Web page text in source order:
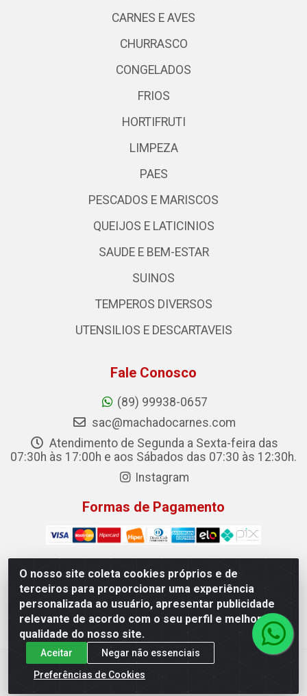
O nosso site coleta cookies próprios e de
terceiros para proporcionar uma experiência
personalizada ao usuário, apresentar publicidade
relevante de acordo com o seu perfil e melhorar a
qualidade do nosso site.
Aceitar
Negar não essenciais
Preferências de Cookies
CARNES E AVES
CHURRASCO
CONGELADOS
FRIOS
HORTIFRUTI
LIMPEZA
PAES
PESCADOS E MARISCOS
QUEIJOS E LATICINIOS
SAUDE E BEM-ESTAR
SUINOS
TEMPEROS DIVERSOS
UTENSILIOS E DESCARTAVEIS
Fale Conosco
(89) 99938-0657
sac@machadocarnes.com
Atendimento de Segunda a Sexta-feira das
07:30h às 17:00h e aos Sábados das 07:30 às 12:30h.
Instagram
Formas de Pagamento
Machado Carnes Distribuidora de Alimentos LTDA -
Logradouro: Avenida Candido Aleixo, 148 - Centro - Oeiras/PI
- CEP 64.500-000 - 31.391.008/0001-50